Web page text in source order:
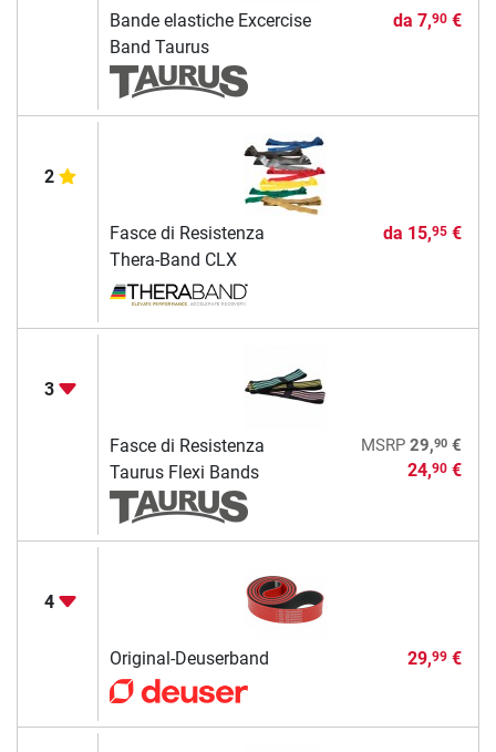
Bande elastiche Excercise
Band Taurus
da 7,90€
2
Fasce di Resistenza
Thera-Band CLX
da 15,95€
3
Fasce di Resistenza
Taurus Flexi Bands
MSRP 29,90€
24,90€
4
Original-Deuserband 29,99€